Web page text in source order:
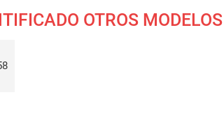
OTROS MODELOS